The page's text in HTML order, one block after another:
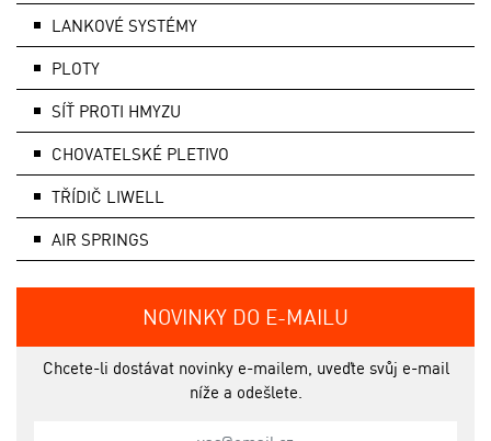
LANKOVÉ SYSTÉMY
PLOTY
SÍŤ PROTI HMYZU
CHOVATELSKÉ PLETIVO
TŘÍDIČ LIWELL
AIR SPRINGS
NOVINKY DO E-MAILU
Chcete-li dostávat novinky e-mailem, uveďte svůj e-mail
níže a odešlete.